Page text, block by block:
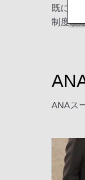
既にご
制度改
ANAス